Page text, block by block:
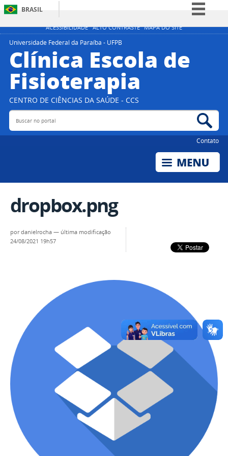
ACESSIBILIDADE ALTO CONTRASTE MAPA DO SITE
BRASIL
Simplifique!
Participe
Universidade Federal da Paraíba - UFPB
Clínica Escola de
Fisioterapia
CENTRO DE CIÊNCIAS DA SAÚDE - CCS
Buscar no portal
Contato
dropbox.png
pordanielrocha — última modificação
24/08/2021 19h57